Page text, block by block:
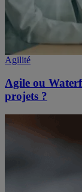
Agilité
Agile ou
projets ?